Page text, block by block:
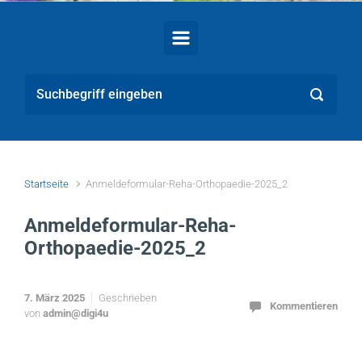
Startseite Anmeldeformular-Reha-Orthopaedie-2025_2
Anmeldeformular-Reha-
Orthopaedie-2025_2
7. März 2025
Geschrieben
von admin@digi4u
Kommentieren